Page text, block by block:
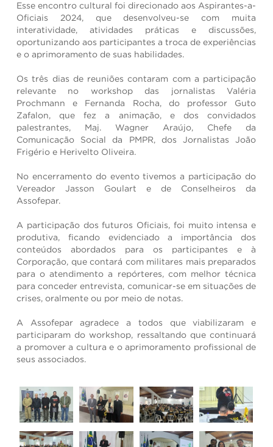
Esse encontro cultural foi direcionado aos Aspirantes-a-
Oficiais 2024, que desenvolveu-se com muita
interatividade, atividades práticas e discussões,
oportunizando aos participantes a troca de experiências
e o aprimoramento de suas habilidades.
Os três dias de reuniões contaram com a participação
relevante no workshop das jornalistas Valéria
Prochmann e Fernanda Rocha, do professor Guto
Zafalon, que fez a animação, e dos convidados
palestrantes, Maj. Wagner Araújo, Chefe da
Comunicação Social da PMPR, dos Jornalistas João
Frigério e Herivelto Oliveira.
No encerramento do evento tivemos a participação do
Vereador Jasson Goulart e de Conselheiros da
Assofepar.
A participação dos futuros Oficiais, foi muito intensa e
produtiva, ficando evidenciado a importância dos
conteúdos abordados para os participantes e à
Corporação, que contará com militares mais preparados
para o atendimento a repórteres, com melhor técnica
para conceder entrevista, comunicar-se em situações de
crises, oralmente ou por meio de notas.
A Assofepar agradece a todos que viabilizaram e
participaram do workshop, ressaltando que continuará
a promover a cultura e o aprimoramento profissional de
seus associados.